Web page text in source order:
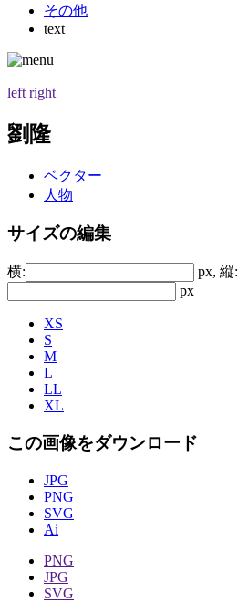
その他
text
left right
劉隆
ベクター
人物
サイズの編集
横:
px, 縦:
px
XS
S
M
L
LL
XL
この画像をダウンロード
JPG
PNG
SVG
Ai
PNG
JPG
SVG